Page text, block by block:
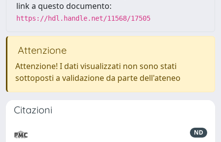
link a questo documento:
https://hdl.handle.net/11568/17505
Attenzione
Attenzione! I dati visualizzati non sono stati
sottoposti a validazione da parte dell'ateneo
Citazioni
ND